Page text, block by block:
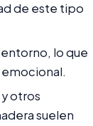
de este tipo
lo que
otros
suelen